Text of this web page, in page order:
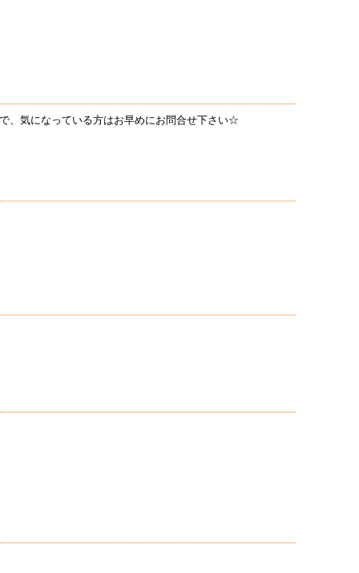
、気になっている方はお早めにお問合せ下さい☆